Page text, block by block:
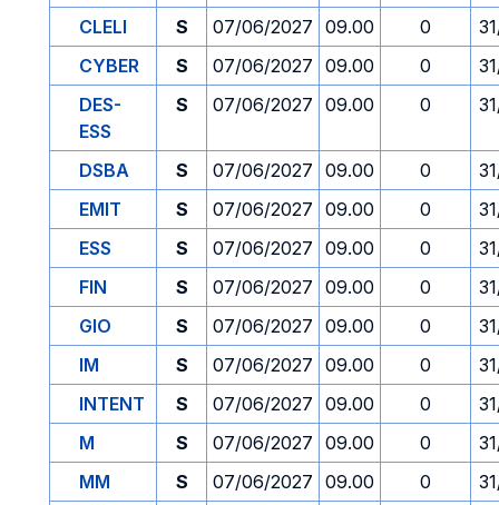
CLELI
S 07/06/2027 09.00 0
CYBER
S 07/06/2027 09.00 0
DES-
ESS
S 07/06/2027 09.00 0
DSBA S 07/06/2027 09.00 0
EMIT
S 07/06/2027 09.00 0
ESS
S 07/06/2027 09.00 0
FIN
S 07/06/2027 09.00 0
GIO
S 07/06/2027 09.00 0
IM
S 07/06/2027 09.00 0
INTENT
S 07/06/2027 09.00 0
M
S 07/06/2027 09.00 0
MM
S 07/06/2027 09.00 0